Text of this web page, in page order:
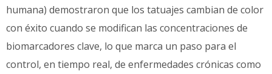
humana) demostraron que los tatuajes cambian de color
con éxito cuando se modifican las concentraciones de
biomarcadores clave, lo que marca un paso para el
control, en tiempo real, de enfermedades crónicas como